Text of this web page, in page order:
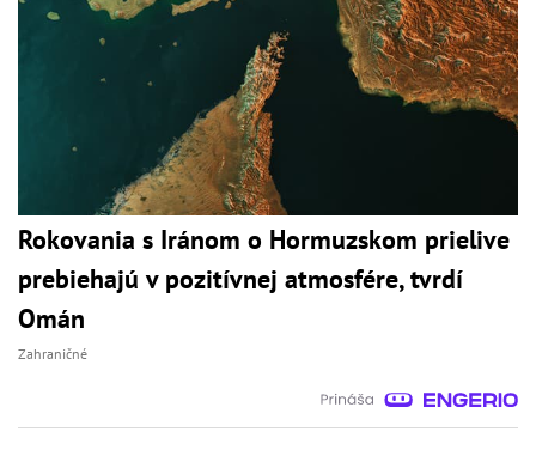
Rokovania s Iránom o Hormuzskom prielive
prebiehajú v pozitívnej atmosfére, tvrdí
Omán
Zahraničné